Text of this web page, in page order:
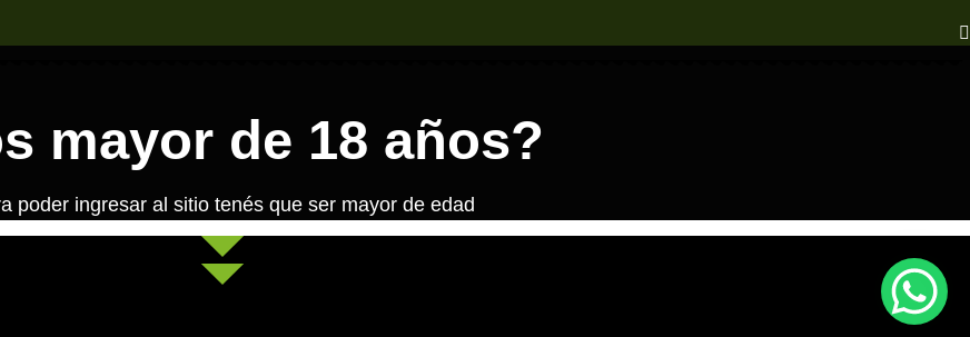
mayor de 18 años?
poder ingresar al sitio tenés que ser mayor de edad